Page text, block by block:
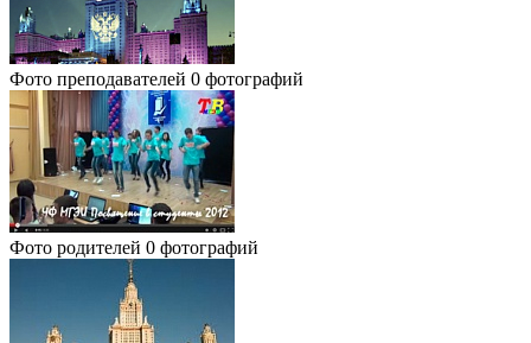
Фото преподавателей 0 фотографий
Фото родителей 0 фотографий